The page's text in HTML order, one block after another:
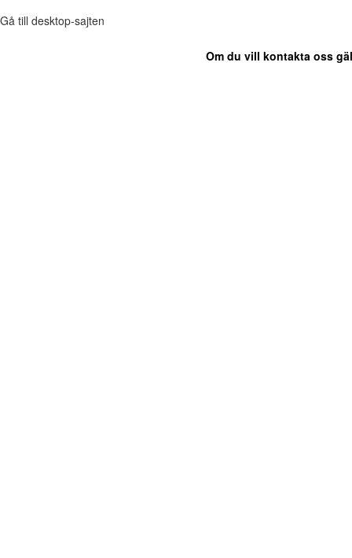
Gå till desktop-sajten
Om du vill kontakta oss